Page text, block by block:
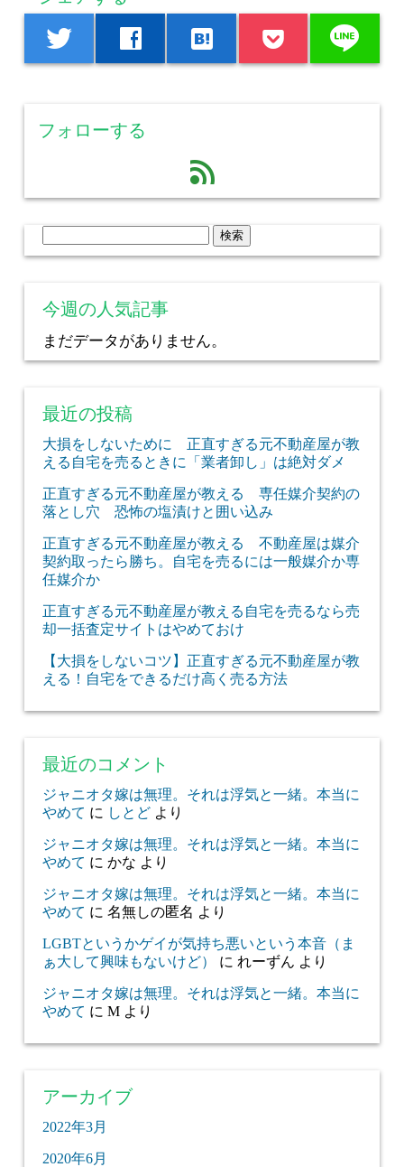
twitter facebook hatenabookmark line
フォローする
feed
索:
今週の人気記事
まだデータがありません。
最近の投稿
大損をしないために 正直すぎる元不動産屋が教
える自宅を売るときに「業者卸し」は絶対ダメ
正直すぎる元不動産屋が教える 専任媒介契約の
落とし穴 恐怖の塩漬けと囲い込み
正直すぎる元不動産屋が教える 不動産屋は媒介
契約取ったら勝ち。自宅を売るには一般媒介か専
任媒介か
正直すぎる元不動産屋が教える自宅を売るなら売
却一括査定サイトはやめておけ
【大損をしないコツ】正直すぎる元不動産屋が教
える！自宅をできるだけ高く売る方法
最近のコメント
ジャニオタ嫁は無理。それは浮気と一緒。本当に
やめて に しとどより
ジャニオタ嫁は無理。それは浮気と一緒。本当に
やめて に かな より
ジャニオタ嫁は無理。それは浮気と一緒。本当に
やめて に 名無しの匿名 より
LGBTというかゲイが気持ち悪いという本音（ま
ぁ大して興味もないけど）
に れーずん より
ジャニオタ嫁は無理。それは浮気と一緒。本当に
やめて に Mより
アーカイブ
2022年3月
2020年6月